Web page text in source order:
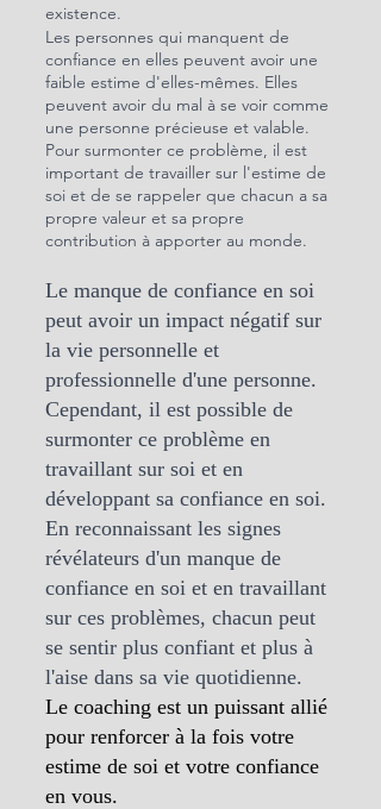
existence.
Les personnes qui manquent de
confiance en elles peuvent avoir une
faible estime d'elles-mêmes. Elles
peuvent avoir du mal à se voir comme
une personne précieuse et valable.
Pour surmonter ce problème, il est
important de travailler sur l'estime de
soi et de se rappeler que chacun a sa
propre valeur et sa propre
contribution à apporter au monde.
Le manque de confiance en soi
peut avoir un impact négatif sur
la vie personnelle et
professionnelle d'une personne.
Cependant, il est possible de
surmonter ce problème en
travaillant sur soi et en
développant sa confiance en soi.
En reconnaissant les signes
révélateurs d'un manque de
confiance en soi et en travaillant
sur ces problèmes, chacun peut
se sentir plus confiant et plus à
l'aise dans sa vie quotidienne.
Le coaching est un puissant allié
pour renforcer à la fois votre
estime de soi et votre confiance
en vous.